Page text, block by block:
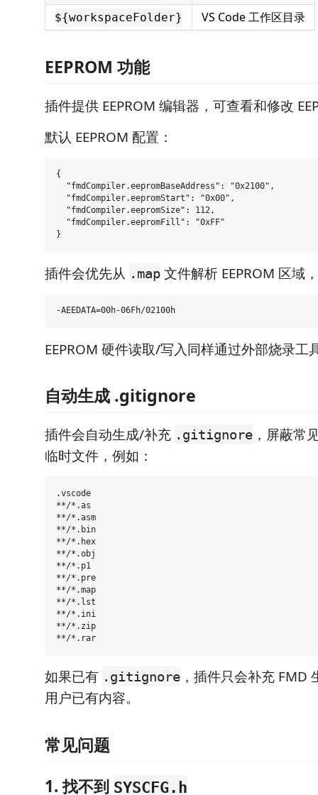
${workspaceFolder} VS Code 工作区目录
EEPROM 功能
插件提供 EEPROM 编辑器，可查看和修改
默认 EEPROM 配置：
{
  "fmdCompiler.eepromBaseAddress": "0x2100",
  "fmdCompiler.eepromStart": "0x00",
  "fmdCompiler.eepromSize": 112,
  "fmdCompiler.eepromFill": "0xFF"
插件会优先从 .map 文件解析 EEPROM 区域
EEPROM 硬件读取/写入同样通过外部烧录工
自动生成 .gitignore
插件会自动生成/补充 .gitignore ，屏蔽常
临时文件，例如：
.vscode
**/*.as
**/*.asm
**/*.bin
**/*.hex
**/*.obj
**/*.p1
**/*.pre
**/*.map
**/*.lst
**/*.ini
**/*.zip
如果已有 .gitignore ，插件只会补充 FMD
用户已有内容。
常见问题
1. 找不到 SYSCFG.h